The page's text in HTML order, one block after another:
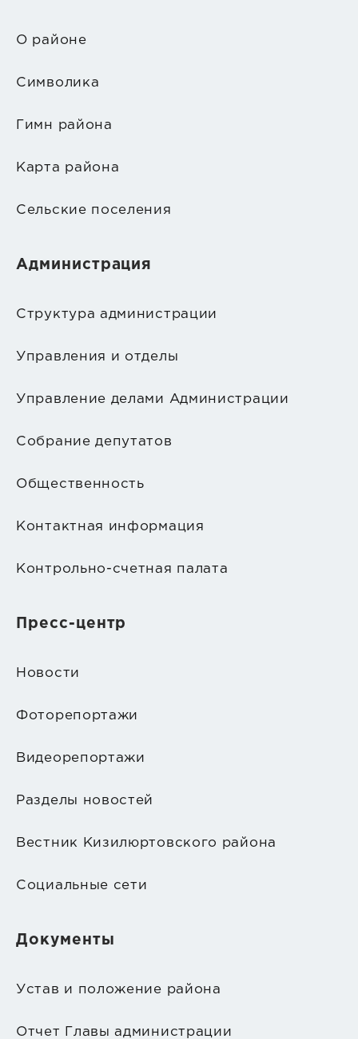
О районе
Символика
Гимн района
Карта района
Сельские поселения
Администрация
Структура администрации
Управления и отделы
Управление делами Администрации
Собрание депутатов
Общественность
Контактная информация
Контрольно-счетная палата
Пресс-центр
Новости
Фоторепортажи
Видеорепортажи
Разделы новостей
Вестник Кизилюртовского района
Социальные сети
Документы
Устав и положение района
Отчет Главы администрации